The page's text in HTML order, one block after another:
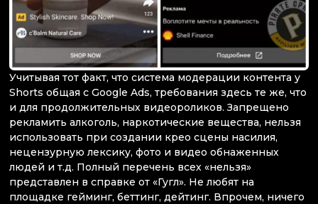
Учитывая тот факт, что система модерации контента у
Shorts общая с Google Ads, требования здесь те же, что
и для продолжительных видеороликов. Запрещено
рекламить алкоголь, наркотические вещества, нельзя
использовать при создании крео сцены насилия,
нецензурную лексику, фото и видео обнаженных
людей и т.д. Полный перечень всех «нельзя»
представлен в справке от «Гугл». Не любят на
площадке гейминг, беттинг, дейтинг. Впрочем, ничего